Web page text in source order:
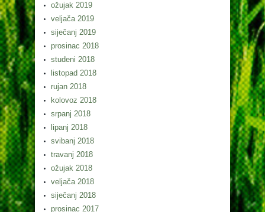
ožujak 2019
veljača 2019
siječanj 2019
prosinac 2018
studeni 2018
listopad 2018
rujan 2018
kolovoz 2018
srpanj 2018
lipanj 2018
svibanj 2018
travanj 2018
ožujak 2018
veljača 2018
siječanj 2018
prosinac 2017